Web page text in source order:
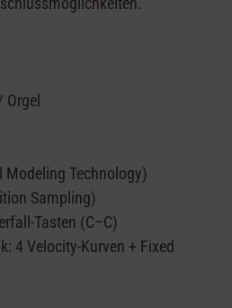
Orgel
Modeling Technology)
Sampling)
Tasten (C–C)
4 Velocity-Kurven + Fixed